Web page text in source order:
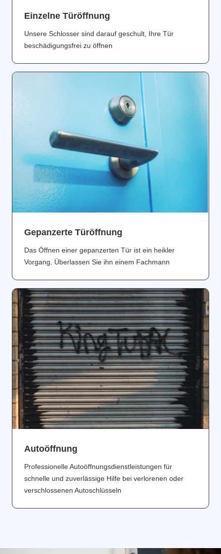
Einzelne Türöffnung
Unsere Schlosser sind darauf geschult, Ihre Tür
beschädigungsfrei zu öffnen
Gepanzerte Türöffnung
Das Öffnen einer gepanzerten Tür ist ein heikler
Vorgang. Überlassen Sie ihn einem Fachmann
Аutoöffnung
Professionelle Autoöffnungsdienstleistungen für
schnelle und zuverlässige Hilfe bei verlorenen oder
verschlossenen Autoschlüsseln